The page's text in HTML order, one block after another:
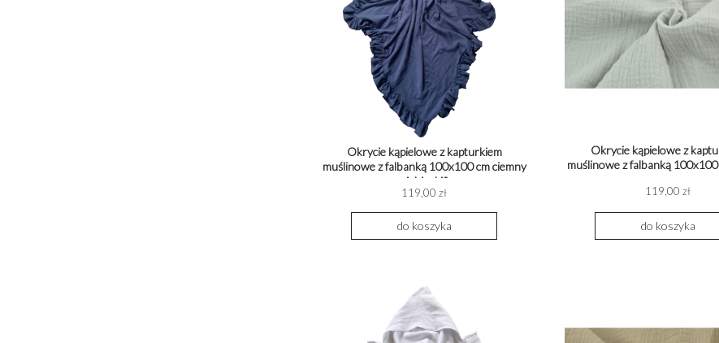
Okrycie kąpielowe z kapturkiem
muślinowe z falbanką 100x100 cm ciemny
niebieski*
119,00 zł
do koszyka
Okrycie kąpielowe z
muślinowe z falbanką
119,00 zł
do koszyka